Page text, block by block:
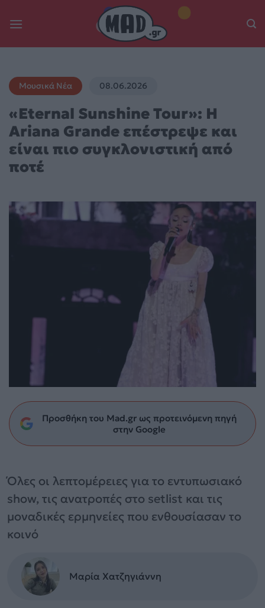
Μουσικά Νέα 08.06.2026
«Eternal Sunshine Tour»: Η
Ariana Grande επέστρεψε και
είναι πιο συγκλονιστική από
ποτέ
Προσθήκη του Mad.gr ως προτεινόμενη πηγή
στην Google
Όλες οι λεπτομέρειες για το εντυπωσιακό
show, τις ανατροπές στο setlist και τις
μοναδικές ερμηνείες που ενθουσίασαν το
κοινό
Μαρία Χατζηγιάννη